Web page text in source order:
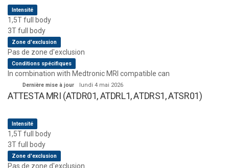
Intensité
1,5T full body
3T full body
Zone d'exclusion
Pas de zone d'exclusion
Conditions spécifiques
In combination with Medtronic MRI compatible can
Dernière mise à jour lundi 4 mai 2026
ATTESTA MRI (ATDR01, ATDRL1, ATDRS1, ATSR01)
Intensité
1,5T full body
3T full body
Zone d'exclusion
Pas de zone d'exclusion